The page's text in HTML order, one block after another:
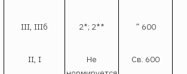
III, IIIб 2*; 2** ” 600
II, I
Не
Св. 600